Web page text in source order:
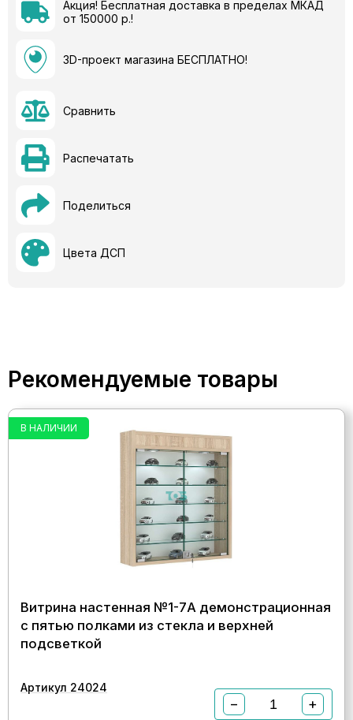
Акция! Бесплатная доставка в пределах МКАД
от 150000 р.!
3D-проект магазина БЕСПЛАТНО!
Сравнить
Распечатать
Поделиться
Цвета ДСП
Рекомендуемые товары
В НАЛИЧИИ
Витрина настенная №1-7А демонстрационная
с пятью полками из стекла и верхней
подсветкой
Артикул 24024
− +